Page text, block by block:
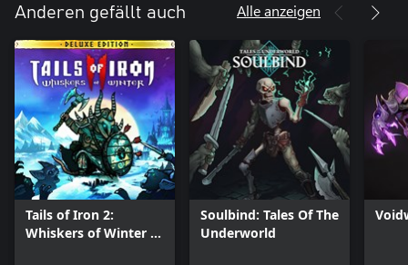
Anderen gefällt auch Alle anzeigen
Tails of Iron 2:
Whiskers of Winter -
Soulbind: Tales Of The
Underworld